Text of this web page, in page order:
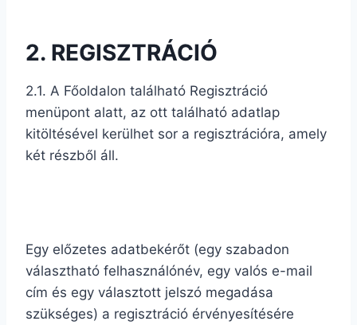
2. REGISZTRÁCIÓ
2.1. A Főoldalon található Regisztráció
menüpont alatt, az ott található adatlap
kitöltésével kerülhet sor a regisztrációra, amely
két részből áll.
Egy előzetes adatbekérőt (egy szabadon
választható felhasználónév, egy valós e-mail
cím és egy választott jelszó megadása
szükséges) a regisztráció érvényesítésére